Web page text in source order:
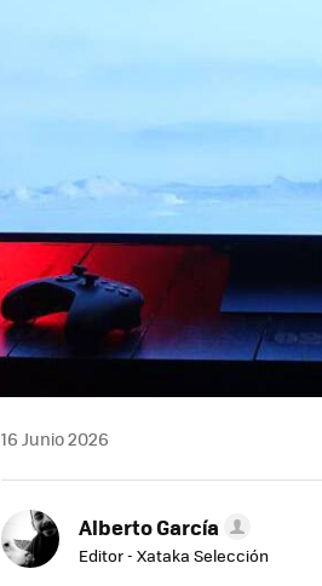
16 Junio 2026
Alberto García
Editor - Xataka Selección